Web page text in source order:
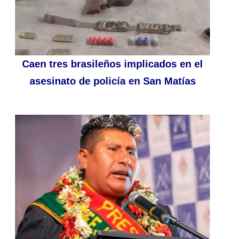
Caen tres brasileños implicados en el
asesinato de policía en San Matías